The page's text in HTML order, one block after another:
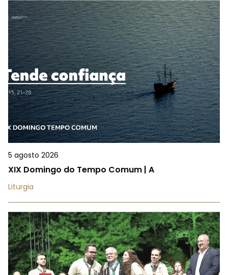
5 agosto 2026
XIX Domingo do Tempo Comum | A
Liturgia